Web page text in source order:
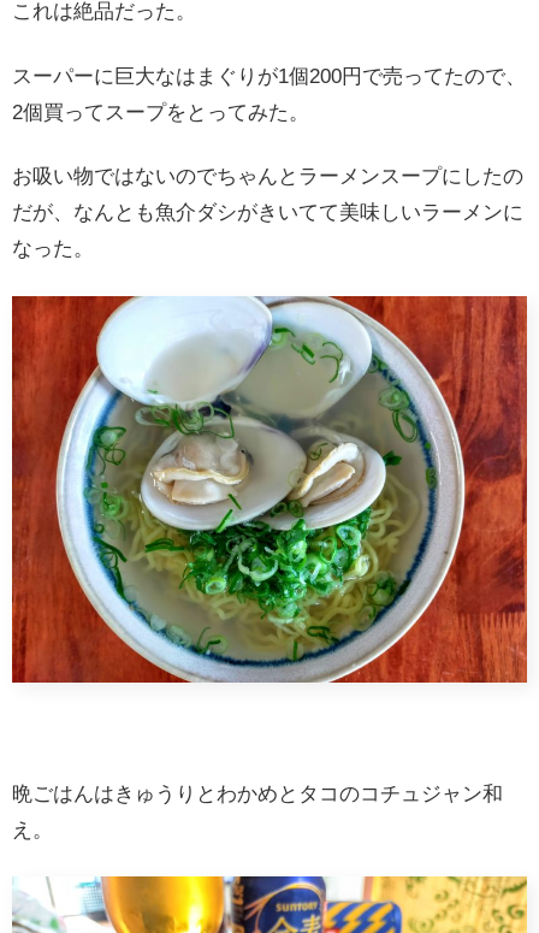
これは絶品だった。
スーパーに巨大なはまぐりが1個200円で売ってたので、
2個買ってスープをとってみた。
お吸い物ではないのでちゃんとラーメンスープにしたの
だが、なんとも魚介ダシがきいてて美味しいラーメンに
なった。
晩ごはんはきゅうりとわかめとタコのコチュジャン和
え。